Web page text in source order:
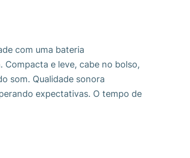
com uma bateria
e leve, cabe no bolso,
som. Qualidade sonora
expectativas. O tempo de